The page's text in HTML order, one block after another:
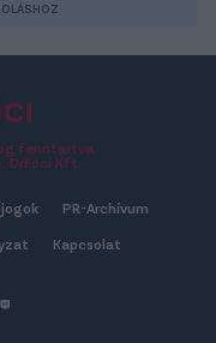
fenntartva.
DrFoci Kft.
PR-Archívum
Kapcsolat